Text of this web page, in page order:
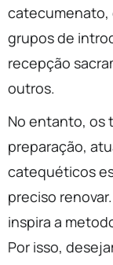
catecumenato,
grupos de
recepção
outros.
No entanto, os
preparação,
catequéticos
preciso
inspira a
Por isso,